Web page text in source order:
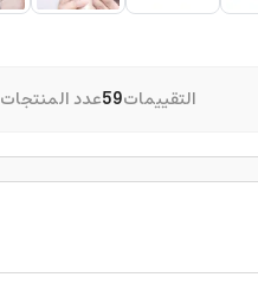
التقييمات59عدد المنتجات